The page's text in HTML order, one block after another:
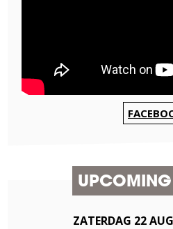
UPCOMING
ZATERDAG 22